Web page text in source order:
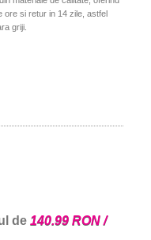
ore si retur in 14 zile, astfel
griji.
de 140.99 RON /